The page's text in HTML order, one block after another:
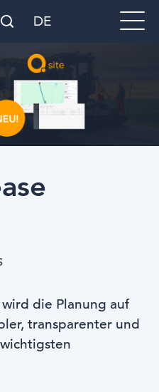
DE
die Planung auf
transparenter und